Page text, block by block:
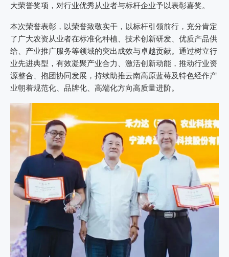
大荣誉奖项，对行业优秀从业者与标杆企业予以表彰嘉奖。
本次荣誉表彰，以荣誉致敬实干，以标杆引领前行，充分肯定
了广大农资从业者在标准化种植、技术创新研发、优质产品供
给、产业推广服务等领域的突出成效与卓越贡献。通过树立行
业先进典型，有效凝聚产业合力、激活创新动能，推动行业资
源整合、抱团协同发展，持续助推云南高原蓝莓及特色经作产
业朝着规范化、品牌化、高端化方向高质量进阶。